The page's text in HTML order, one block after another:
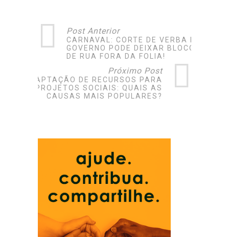
Post Anterior
CARNAVAL: CORTE DE VERBA DO
GOVERNO PODE DEIXAR BLOCOS
DE RUA FORA DA FOLIA!
Próximo Post
CAPTAÇÃO DE RECURSOS PARA
PROJETOS SOCIAIS: QUAIS AS
CAUSAS MAIS POPULARES?